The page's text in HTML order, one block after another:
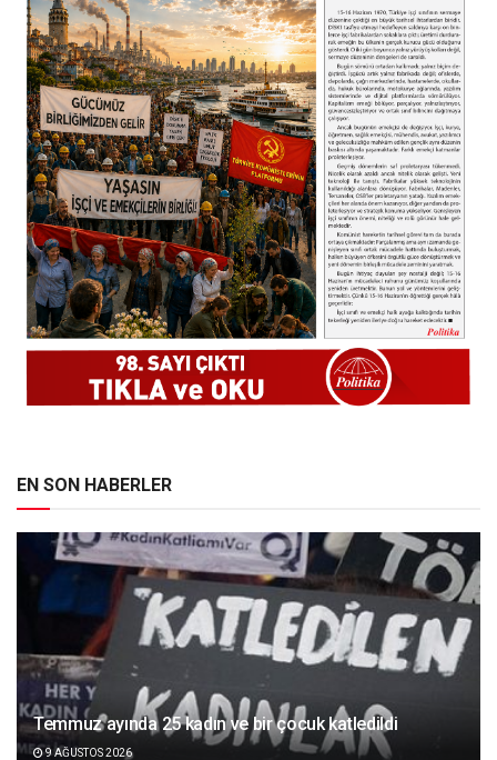
EN SON HABERLER
Temmuz ayında 25 kadın ve bir çocuk katledildi
9 AĞUSTOS 2026